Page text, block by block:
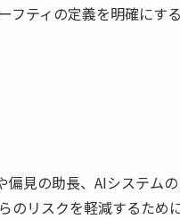
フティの定義を明確にする
偏見の助長、AIシステムの
のリスクを軽減するため